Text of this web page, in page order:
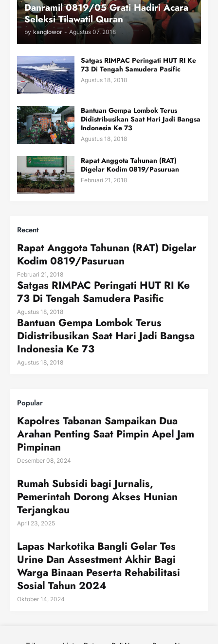
Danramil 0819/05 Grati Hadiri Acara
Seleksi Tilawatil Quran
by kanglowor - Agustus 07, 2018
Satgas RIMPAC Peringati HUT RI Ke
73 Di Tengah Samudera Pasific
Agustus 18, 2018
Bantuan Gempa Lombok Terus
Didistribusikan Saat Hari Jadi Bangsa
Indonesia Ke 73
Agustus 18, 2018
Rapat Anggota Tahunan (RAT)
Digelar Kodim 0819/Pasuruan
Februari 21, 2018
Recent
Rapat Anggota Tahunan (RAT) Digelar
Kodim 0819/Pasuruan
Februari 21, 2018
Satgas RIMPAC Peringati HUT RI Ke
73 Di Tengah Samudera Pasific
Agustus 18, 2018
Bantuan Gempa Lombok Terus
Didistribusikan Saat Hari Jadi Bangsa
Indonesia Ke 73
Agustus 18, 2018
Popular
Kapolres Tabanan Sampaikan Dua
Arahan Penting Saat Pimpin Apel Jam
Pimpinan
Desember 08, 2024
Rumah Subsidi bagi Jurnalis,
Pemerintah Dorong Akses Hunian
Terjangkau
April 23, 2025
Lapas Narkotika Bangli Gelar Tes
Urine Dan Assestment Akhir Bagi
Warga Binaan Peserta Rehabilitasi
Sosial Tahun 2024
Oktober 14, 2024